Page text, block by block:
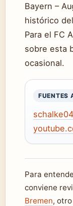
Bayern –
histórico
Para el FC
sobre esta
ocasional.
FUENTES
Para
conviene
Bremen,